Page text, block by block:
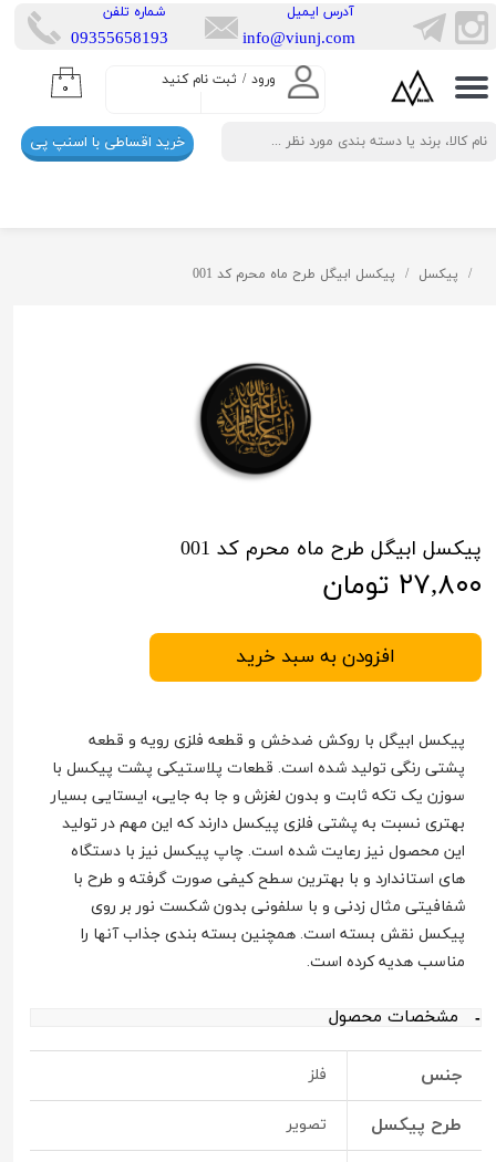
ورود / ثبت نام کنید
حساب کاربری من
تغییر گذر واژه
سفارشات
۰
​شماره تلفن
​​09355658193
​آدرس ایمیل
info@viunj.com
خرید اقساطی با اسنپ پی
پیکسل پیکسل ابیگل طرح ماه محرم کد 001
پیکسل ابیگل طرح ماه محرم کد 001
۲۷,۸۰۰ تومان
افزودن به سبد خرید
پیکسل ابیگل با روکش ضدخش و قطعه فلزی رویه و قطعه
پشتی رنگی تولید شده است. قطعات پلاستیکی پشت پیکسل با
سوزن یک تکه ثابت و بدون لغزش و جا به جایی، ایستایی بسیار
بهتری نسبت به پشتی فلزی پیکسل دارند که این مهم در تولید
این محصول نیز رعایت شده است. چاپ پیکسل نیز با دستگاه
های استاندارد و با بهترین سطح کیفی صورت گرفته و طرح با
شفافیتی مثال زدنی و با سلفونی بدون شکست نور بر روی
پیکسل نقش بسته است. همچنین بسته بندی جذاب آنها را
مناسب هدیه کرده است.
مشخصات محصول
جنس فلز
طرح پیکسل تصویر